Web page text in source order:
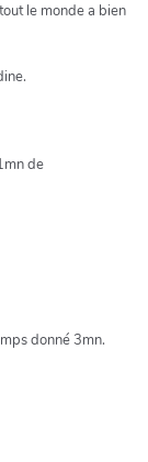
le monde a bien
de
donné 3mn.